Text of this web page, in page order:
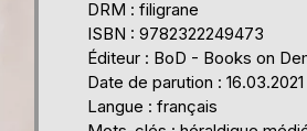
DRM : filigrane
ISBN : 9782322249473
Éditeur : BoD - Books on
Date de parution : 16.03.2021
Langue : français